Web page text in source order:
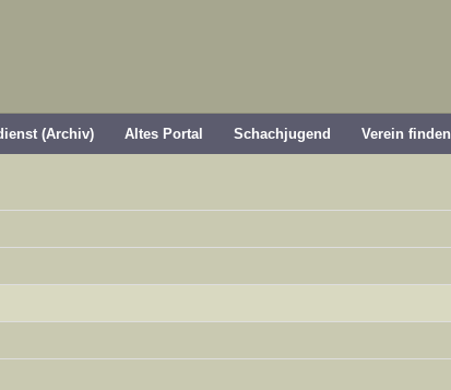
(Archiv) Altes Portal Schachjugend Verein finden